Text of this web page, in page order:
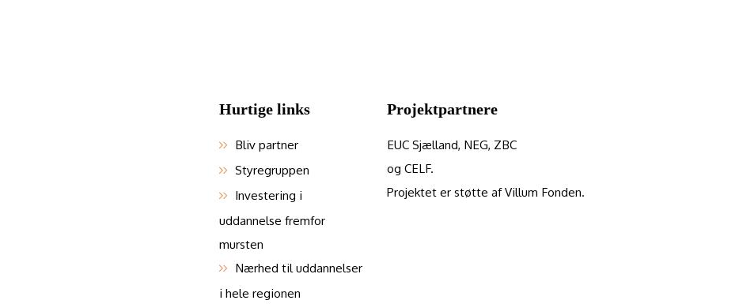
Hurtige links
Bliv partner
Styregruppen
Investering i
uddannelse fremfor
mursten
Nærhed til uddannelser
i hele regionen
Projektpartnere
EUC Sjælland, NEG, ZBC
og CELF.
Projektet er støtte af Villum Fonden.